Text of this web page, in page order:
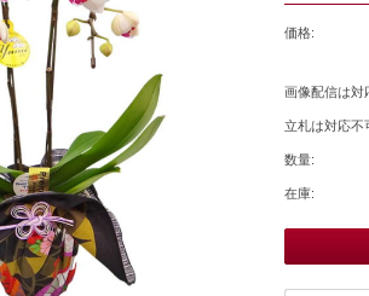
価格:
画像配信は対
立札は対応不
数量:
在庫: